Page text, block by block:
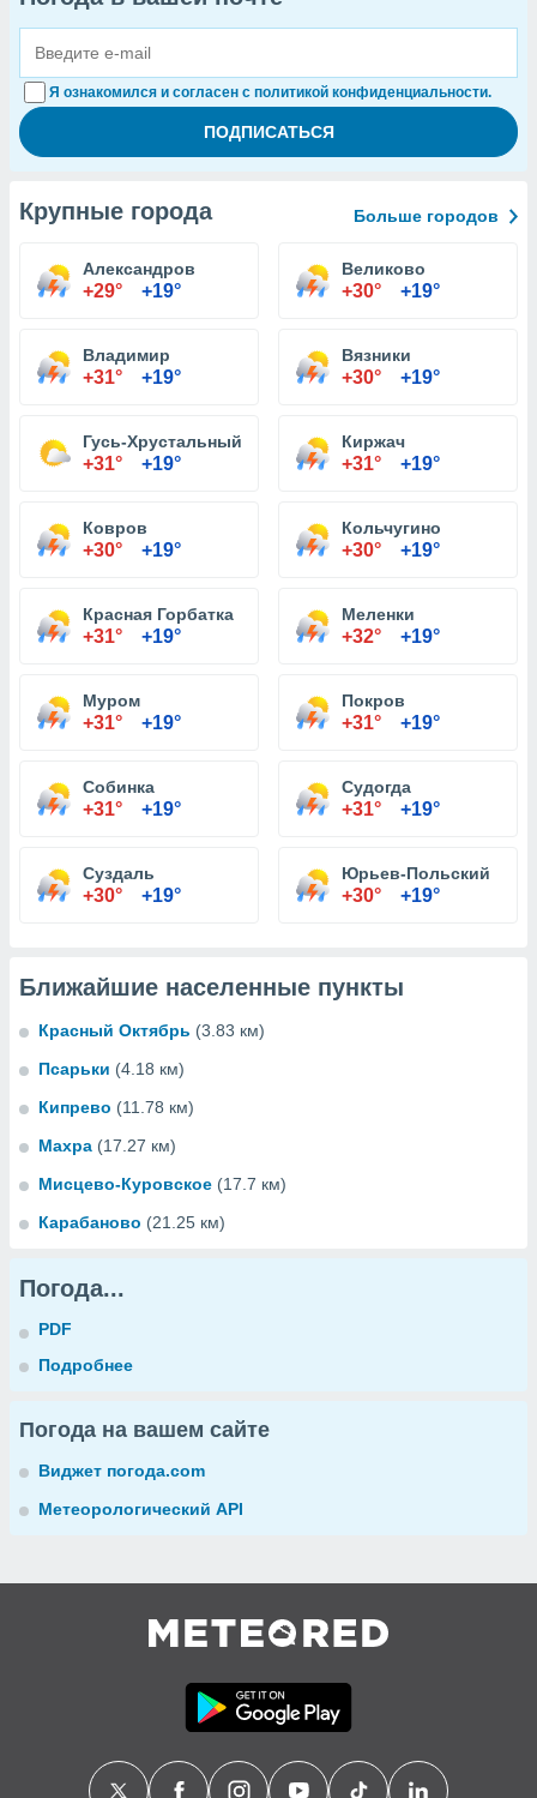
Я ознакомился и согласен с политикой конфиденциальности.
Крупные города Больше городов
Александров
+29° +19°
Великово
+30° +19°
Владимир
+31° +19°
Вязники
+30° +19°
Гусь-Хрустальный
+31° +19°
Киржач
+31° +19°
Ковров
+30° +19°
Кольчугино
+30° +19°
Красная Горбатка
+31° +19°
Меленки
+32° +19°
Муром
+31° +19°
Покров
+31° +19°
Собинка
+31° +19°
Судогда
+31° +19°
Суздаль
+30° +19°
Юрьев-Польский
+30° +19°
Ближайшие населенные пункты
Красный Октябрь (3.83 км)
Псарьки (4.18 км)
Кипрево (11.78 км)
Махра (17.27 км)
Мисцево-Куровское (17.7 км)
Карабаново (21.25 км)
Погода...
PDF
Подробнее
Погода на вашем сайте
Виджет погода.com
Метеорологический API